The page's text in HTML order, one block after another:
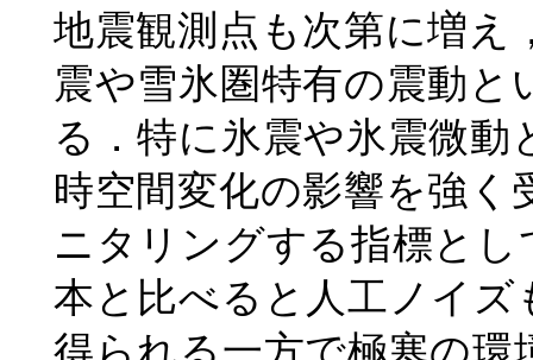
地震観測点も次第に増
震や雪氷圏特有の震動
る．特に氷震や氷震微
時空間変化の影響を強く
ニタリングする指標と
本と比べると人工ノイ
得られる一方で極寒の